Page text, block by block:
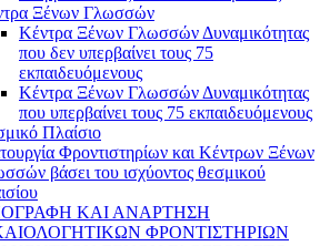
Ξένων Γλωσσών
Kέντρα Ξένων Γλωσσών Δυναμικότητας
που δεν υπερβαίνει τους 75
εκπαιδευόμενους
Kέντρα Ξένων Γλωσσών Δυναμικότητας
που υπερβαίνει τους 75 εκπαιδευόμενους
Πλαίσιο
Φροντιστηρίων και Κέντρων Ξένων
βάσει του ισχύοντος θεσμικού
ΚΑΙ ΑΝΑΡΤΗΣΗ
ΦΡΟΝΤΙΣΤΗΡΙΩΝ